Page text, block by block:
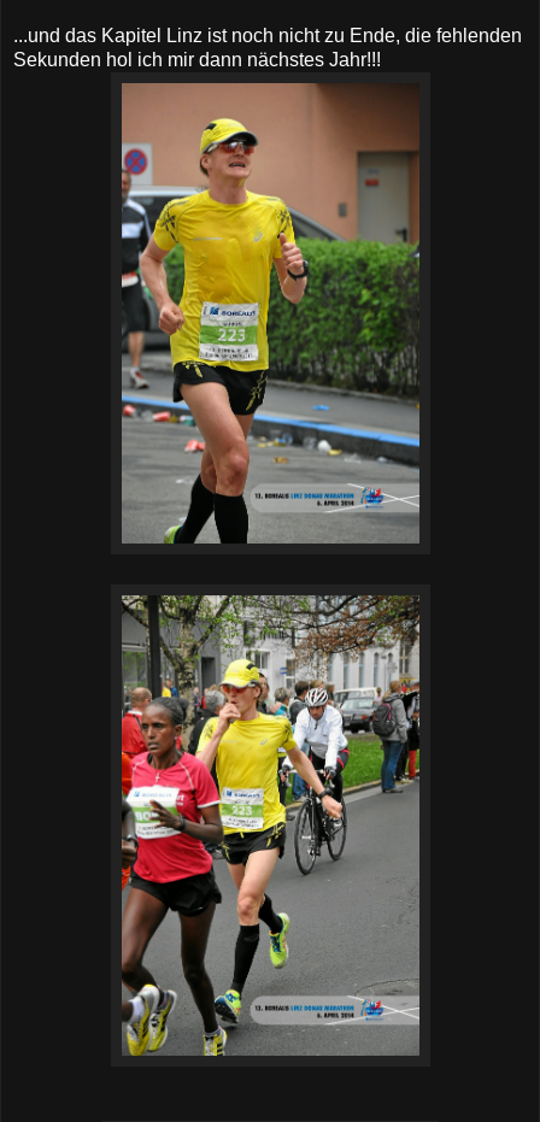
...und das Kapitel Linz ist noch nicht zu Ende, die fehlenden
Sekunden hol ich mir dann nächstes Jahr!!!